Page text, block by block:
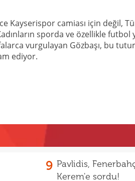
Kayserispor camiası için değil,
sporda ve özellikle
vurgulayan Gözbaşı, bu
ediyor.
9 Pavlidis,
Kerem'e sordu!